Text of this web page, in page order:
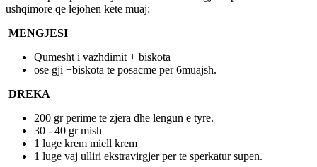
ushqimore qe lejohen kete muaj:
MENGJESI
Qumesht i vazhdimit + biskota
ose gji +biskota te posacme per 6muajsh.
DREKA
200 gr perime te zjera dhe lengun e tyre.
30 - 40 gr mish
1 luge krem miell krem
1 luge vaj ulliri ekstravirgjer per te sperkatur supen.